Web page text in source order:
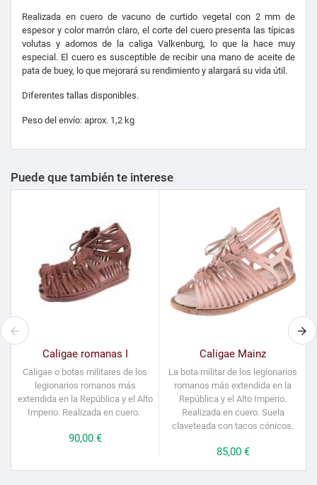
Realizada en cuero de vacuno de curtido vegetal con 2 mm de
espesor y color marrón claro, el corte del cuero presenta las típicas
volutas y adornos de la caliga Valkenburg, lo que la hace muy
especial. El cuero es susceptible de recibir una mano de aceite de
pata de buey, lo que mejorará su rendimiento y alargará su vida útil.
Diferentes tallas disponibles.
Peso del envío: aprox. 1,2 kg
Puede que también te interese
Caligae romanas I
Caligae o botas militares de los
legionarios romanos más
extendida en la República y el Alto
Imperio. Realizada en cuero.
Precio
90,00 €
Caligae Mainz
La bota militar de los legionarios
romanos más extendida en la
República y el Alto Imperio.
Realizada en cuero. Suela
claveteada con tacos cónicos.
Precio
85,00 €